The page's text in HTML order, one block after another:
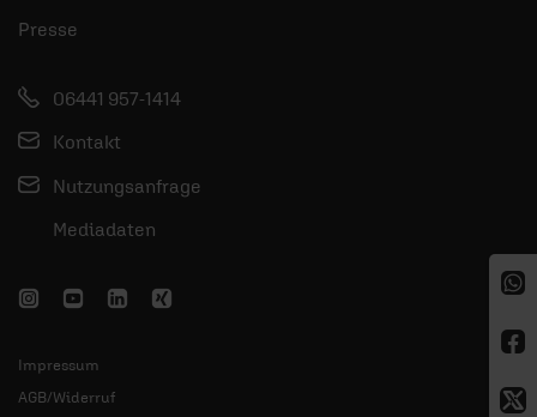
Presse
06441 957-1414
Kontakt
Nutzungsanfrage
Mediadaten
Impressum
AGB/Widerruf